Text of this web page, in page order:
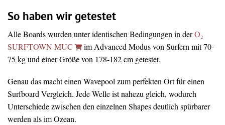
So haben wir getestet
Alle Boards wurden unter identischen Bedingungen in derO₂
SURFTOWN MUC
im Advanced Modus von Surfern mit 70-
75 kg und einer Größe von 178-182 cm getestet.
Genau das macht einen Wavepool zum perfekten Ort für einen
Surfboard Vergleich. Jede Welle ist nahezu gleich, wodurch
Unterschiede zwischen den einzelnen Shapes deutlich spürbarer
werden als im Ozean.